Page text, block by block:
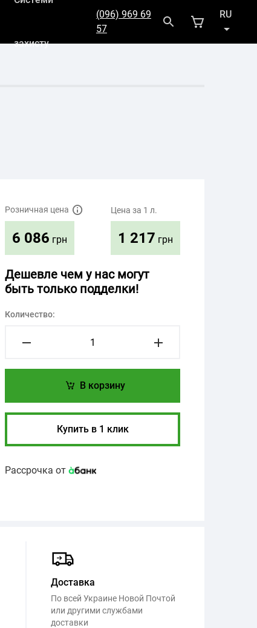
захисту
(096) 969 69
57
RU
UK
Розничная цена
6 086 грн
Цена за 1 л.
1 217 грн
Дешевле чем у нас могут
быть только подделки!
Количество:
В корзину
Купить в 1 клик
Рассрочка от
Доставка
По всей Украине Новой Почтой
или другими службами
доставки